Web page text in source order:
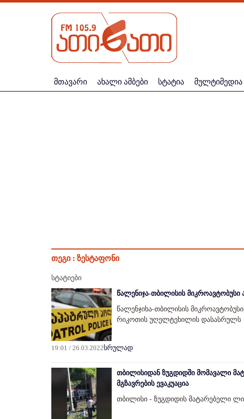
მთავარი ახალი ამბები სტატია მულტიმედია
თეგი : ზესტაფონი
სტატიები
წალენიჯა-თბილისის მიკროავტობუსი
წალენჯიხა-თბილისის
რიკოთის უღელტეხილის დასასრულს
19:01 / 26.03.2022სრულად
თბილისიდან ზუგდიდში მომავალი
მგზავრების ევაკუაცია
თბილისი - ზუგდიდის მატარებელი